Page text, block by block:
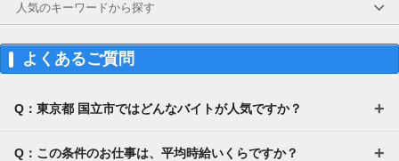
人気のキーワードから探す
よくあるご質問
Q：東京都 国立市ではどんなバイトが人気ですか？
Q：この条件のお仕事は、平均時給いくらですか？